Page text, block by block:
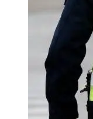
platiti
300
kuna
kazne